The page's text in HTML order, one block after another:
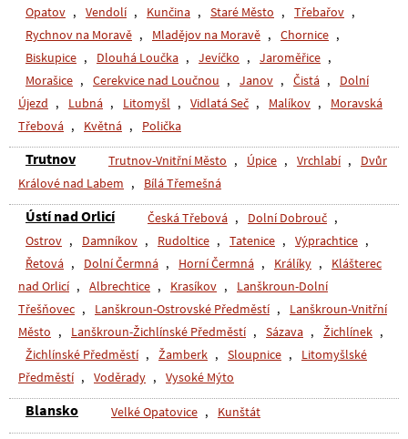
Opatov , Vendolí , Kunčina , Staré Město , Třebařov ,
Rychnov na Moravě , Mladějov na Moravě , Chornice ,
Biskupice , Dlouhá Loučka , Jevíčko , Jaroměřice ,
Morašice , Cerekvice nad Loučnou , Janov , Čistá ,
Dolní
Újezd , Lubná , Litomyšl , Vidlatá Seč , Malíkov ,
Moravská
Třebová , Květná , Polička
Trutnov Trutnov-Vnitřní Město , Úpice , Vrchlabí ,
Dvůr
Králové nad Labem , Bílá Třemešná
Ústí nad Orlicí Česká Třebová , Dolní Dobrouč ,
Ostrov , Damníkov , Rudoltice , Tatenice , Výprachtice ,
Řetová , Dolní Čermná , Horní Čermná , Králíky ,
Klášterec
nad Orlicí , Albrechtice , Krasíkov ,
Lanškroun-Dolní
Třešňovec , Lanškroun-Ostrovské Předměstí ,
Lanškroun-Vnitřní
Město , Lanškroun-Žichlínské Předměstí , Sázava , Žichlínek ,
Žichlínské Předměstí , Žamberk , Sloupnice ,
Litomyšlské
Předměstí , Voděrady , Vysoké Mýto
Blansko Velké Opatovice , Kunštát